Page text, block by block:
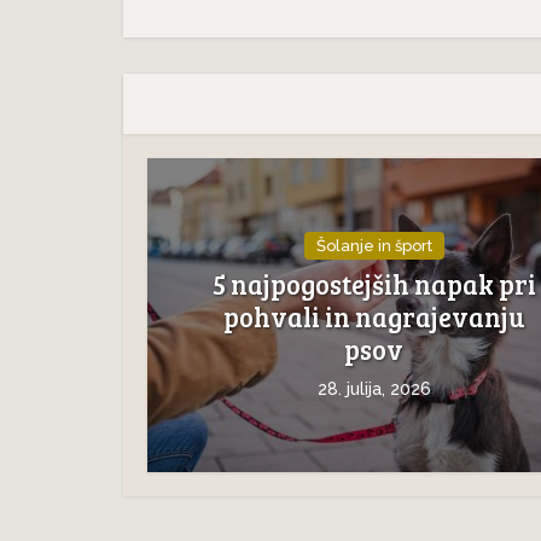
Šolanje in šport
5 najpogostejših napak pri
pohvali in nagrajevanju
psov
28. julija, 2026
Neverjetna mačja
anatomija: 7. del – Mačji rep